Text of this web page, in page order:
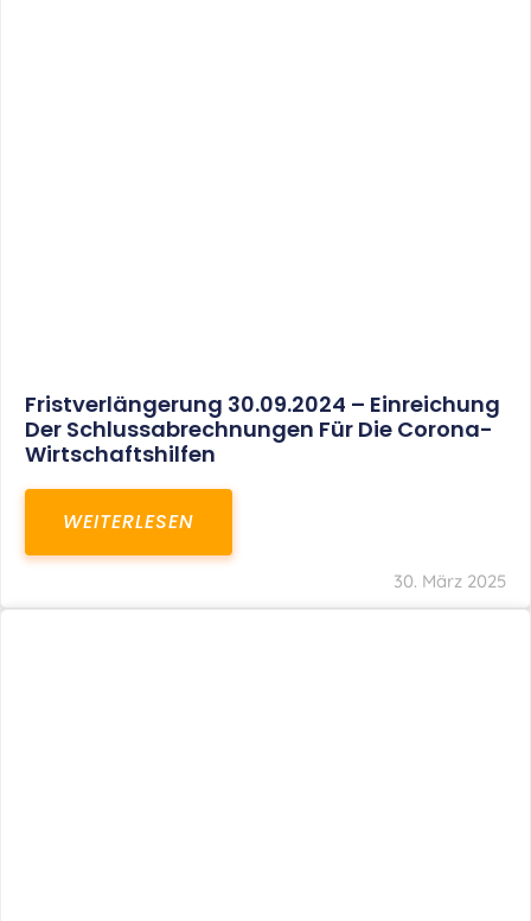
Fristverlängerung 30.09.2024 – Einreichung
Der Schlussabrechnungen Für Die Corona-
Wirtschaftshilfen
WEITERLESEN
30. März 2025